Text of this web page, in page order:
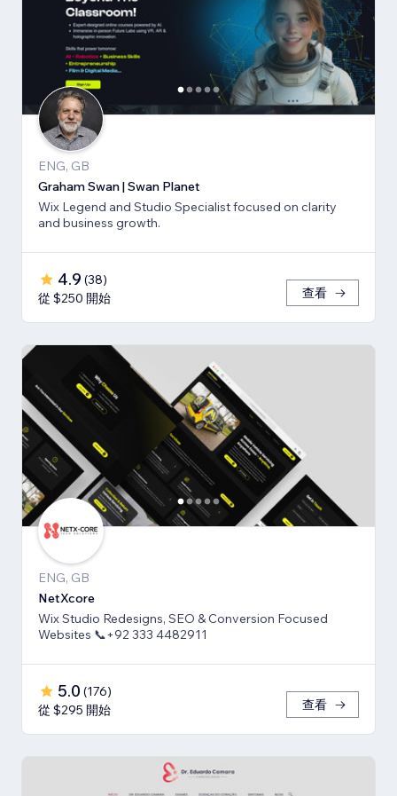
ENG, GB
Graham Swan | Swan Planet
Wix Legend and Studio Specialist focused on clarity
and business growth.
4.9 (38)
從 $250 開始
查看
ENG, GB
NetXcore
Wix Studio Redesigns, SEO & Conversion Focused
Websites 📞+92 333 4482911
5.0 (176)
從 $295 開始
查看